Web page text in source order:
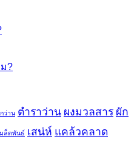
?
ว่าน ตำราว่าน ผงมวลสาร ผัก
ล็ดพันธ์ เสน่ห์ แคล้วคลาด